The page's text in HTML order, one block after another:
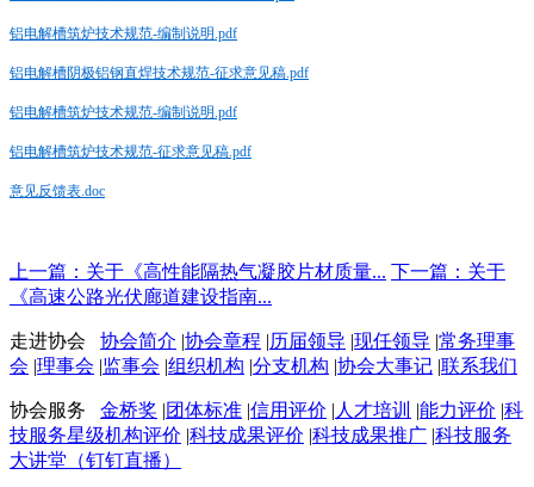
铝电解槽筑炉技术规范-编制说明.pdf
铝电解槽阴极铝钢直焊技术规范-征求意见稿.pdf
铝电解槽筑炉技术规范-编制说明.pdf
铝电解槽筑炉技术规范-征求意见稿.pdf
意见反馈表.doc
上一篇：关于《高性能隔热气凝胶片材质量... 下一篇：关于
《高速公路光伏廊道建设指南...
走进协会 协会简介 |协会章程 |历届领导 |现任领导 |常务理事
会 |理事会 |监事会 |组织机构 |分支机构 |协会大事记 |联系我们
协会服务 金桥奖 |团体标准 |信用评价 | 人才培训 |能力评价 |科
技服务星级机构评价 |科技成果评价 |科技成果推广 |科技服务
大讲堂（钉钉直播）